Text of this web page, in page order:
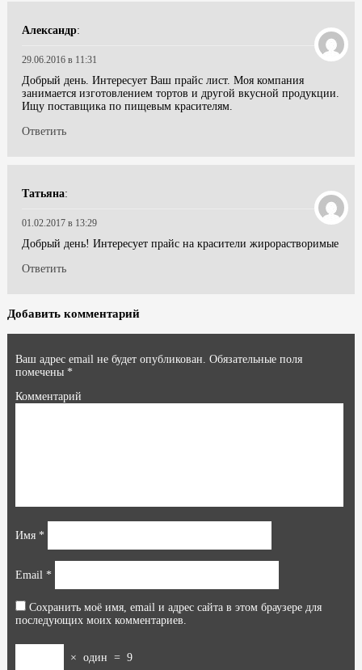
Александр:
29.06.2016 в 11:31
Добрый день. Интересует Ваш прайс лист. Моя компания
занимается изготовлением тортов и другой вкусной продукции.
Ищу поставщика по пищевым красителям.
Ответить
Татьяна:
01.02.2017 в 13:29
Добрый день! Интересует прайс на красители жирорастворимые
Ответить
Добавить комментарий
Ваш адрес email не будет опубликован. Обязательные поля
помечены *
Комментарий
Имя *
Email *
Сохранить моё имя, email и адрес сайта в этом браузере для
последующих моих комментариев.
× один = 9